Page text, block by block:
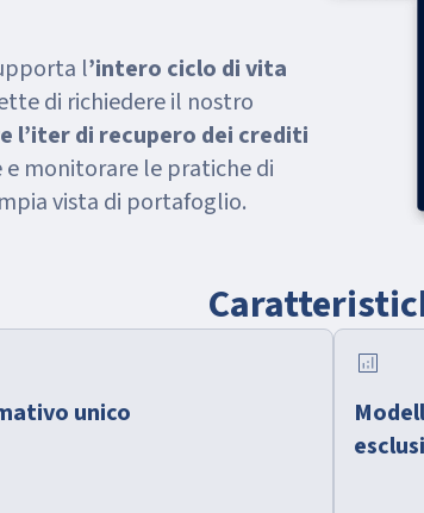
l’intero ciclo di vita
di richiedere il nostro
l’iter di recupero dei crediti
e monitorare le pratiche di
vista di portafoglio.
unico
analytics